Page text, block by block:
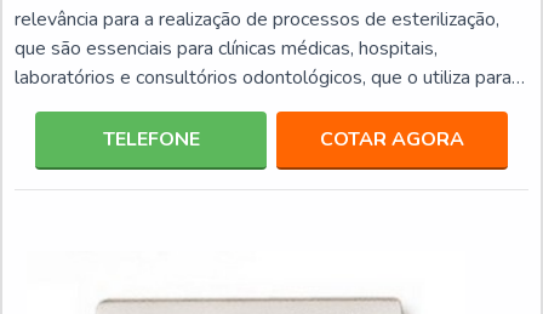
relevância para a realização de processos de esterilização,
que são essenciais para clínicas médicas, hospitais,
laboratórios e consultórios odontológicos, que o utiliza para
eliminação de bactérias de diversos produtos, entre eles:
Instrumentos; Acessórios; Placas; Tubos de cultura.Este tipo
de equipamento por ter uma elevada capacidade de
performance e eficiência, traz mais agilidade aos
TELEFONE COTAR AGORA